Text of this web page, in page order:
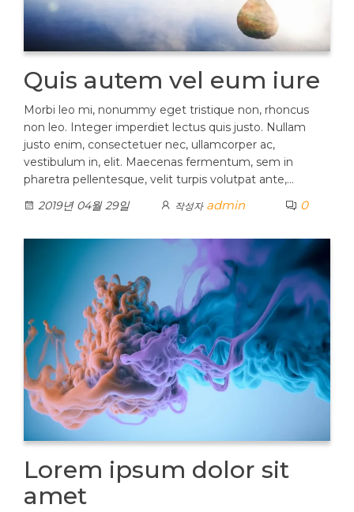
Quis autem vel eum iure
Morbi leo mi, nonummy eget tristique non, rhoncus
non leo. Integer imperdiet lectus quis justo. Nullam
justo enim, consectetuer nec, ullamcorper ac,
vestibulum in, elit. Maecenas fermentum, sem in
pharetra pellentesque, velit turpis volutpat ante,…
2019년 04월 29일
작성자 admin 0
Lorem ipsum dolor sit
amet